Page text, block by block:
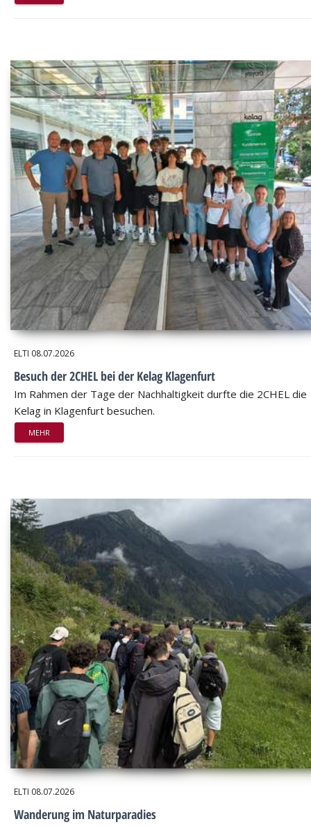
ELTI 08.07.2026
Besuch der 2CHEL bei der Kelag Klagenfurt
Im Rahmen der Tage der Nachhaltigkeit durfte die 2CHEL die
Kelag in Klagenfurt besuchen.
MEHR
ELTI 08.07.2026
Wanderung im Naturparadies